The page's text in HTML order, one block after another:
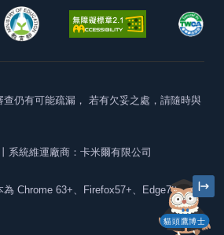
貓頭鷹博士
仍有可能疏漏， 若有欠妥之處，請隨時與
丨系統維運廠商：卡米爾有限公司
為 Chrome 63+、Firefox57+、Edge79+及